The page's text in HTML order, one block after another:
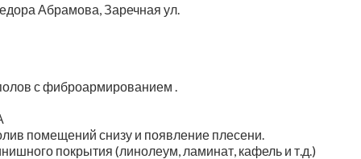
Абрамова, Заречная ул.
с фиброармированием .
помещений снизу и появление плесени.
покрытия (линолеум, ламинат, кафель и т.д.)